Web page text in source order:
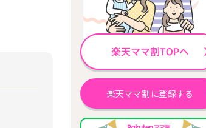
楽天ママ割に登録する